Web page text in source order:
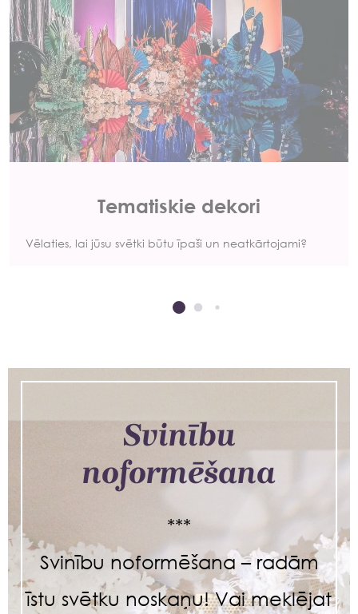
Tematiskie dekori
Vēlaties, lai jūsu svētki būtu īpaši un neatkārtojami?
Svinību
noformēšana
***
Svinību noformēšana – radām
īstu svētku noskaņu! Vai meklējat